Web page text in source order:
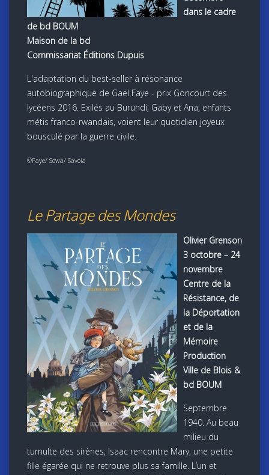
dans le cadre
de bd BOUM
Maison de la bd
Commissariat Éditions Dupuis
L'adaptation du best-seller à résonance
autobiographique de Gaël Faye - prix Goncourt des
lycéens 2016. Exilés au Burundi, Gaby et Ana, enfants
métis franco-rwandais, voient leur quotidien joyeux
bousculé par la guerre civile.
©Faye/ Sowa/ Savoia
Le Partage des Mondes
Olivier Grenson
3 octobre – 24
novembre
Centre de la
Résistance, de
la Déportation
et de la
Mémoire
Production
Ville de Blois &
bd BOUM
Septembre
1940. Au beau
milieu du
tumulte des sirènes, Isaac rencontre Mary, une petite
fille égarée qui ne retrouve plus sa famille. L’un et